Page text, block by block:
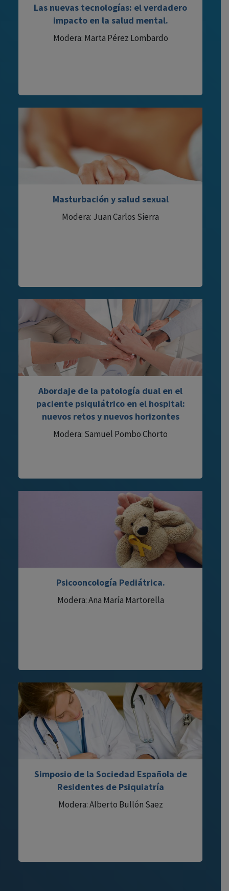
Las nuevas tecnologías: el verdadero
impacto en la salud mental.
Modera: Marta Pérez Lombardo
Masturbación y salud sexual
Modera: Juan Carlos Sierra
Abordaje de la patología dual en el
paciente psiquiátrico en el hospital:
nuevos retos y nuevos horizontes
Modera: Samuel Pombo Chorto
Psicooncología Pediátrica.
Modera: Ana María Martorella
Simposio de la Sociedad Española de
Residentes de Psiquiatría
Modera: Alberto Bullón Saez